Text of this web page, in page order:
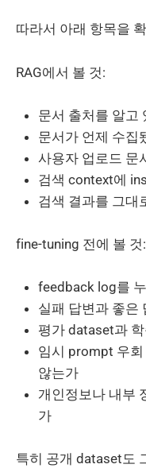
따라서 아래 항목을
RAG에서 볼 것:
문서 출처를 알고
문서가 언제 수집
사용자 업로드 문
검색 context에
검색 결과를 그대
fine-tuning 전에 볼 것:
feedback log를
실패 답변과 좋은
평가 dataset과
임시 prompt 우
않는가
개인정보나 내부
가
특히 공개 dataset도